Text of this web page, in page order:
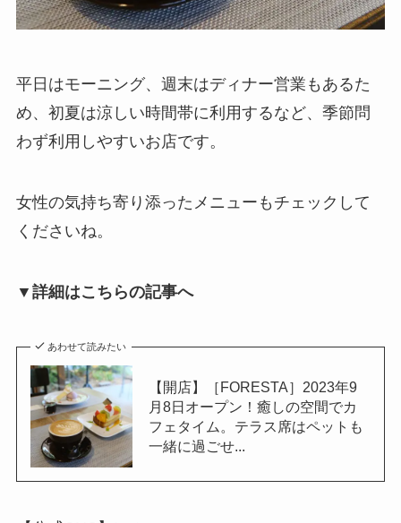
平日はモーニング、週末はディナー営業もあるた
め、初夏は涼しい時間帯に利用するなど、季節問
わず利用しやすいお店です。
女性の気持ち寄り添ったメニューもチェックして
くださいね。
▼詳細はこちらの記事へ
あわせて読みたい
【開店】［FORESTA］2023年9
月8日オープン！癒しの空間でカ
フェタイム。テラス席はペットも
一緒に過ごせ...